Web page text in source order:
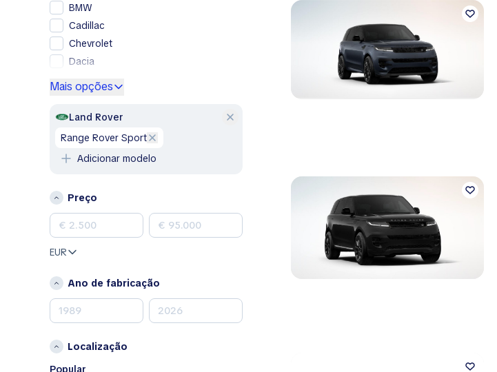
BMW
Cadillac
Chevrolet
Dacia
GMC
Honda
Land Rover
Lexus
Mazda
Mercedes-Benz
Opel
Porsche
RAM
Mais opções
Land Rover
Range Rover Sport
Adicionar modelo
Preço
EUR
Ano de fabricação
Localização
Popular